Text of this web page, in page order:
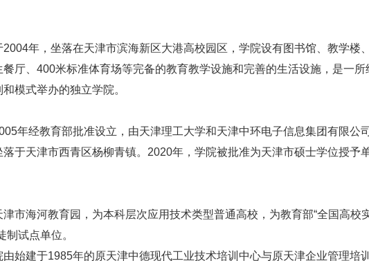
年，坐落在天津市滨海新区大港高校园区，学院设有图书馆、教学楼
厅、400米标准体育场等完备的教育教学设施和完善的生活设施，是一所
模式举办的独立学院。
经教育部批准设立，由天津理工大学和天津中环电子信息集团有限公
于天津市西青区杨柳青镇。2020年，学院被批准为天津市硕士学位授予
海河教育园，为本科层次应用技术类型普通高校，为教育部“全国高校
制试点单位。
建于1985年的原天津中德现代工业技术培训中心与原天津企业管理培